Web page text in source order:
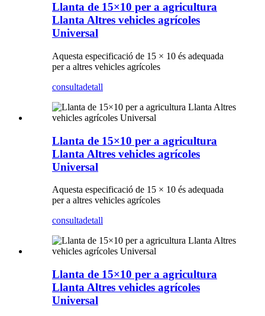
Llanta de 15×10 per a agricultura
Llanta Altres vehicles agrícoles
Universal
Aquesta especificació de 15 × 10 és adequada
per a altres vehicles agrícoles
consultadetall
Llanta de 15×10 per a agricultura
Llanta Altres vehicles agrícoles
Universal
Aquesta especificació de 15 × 10 és adequada
per a altres vehicles agrícoles
consultadetall
Llanta de 15×10 per a agricultura
Llanta Altres vehicles agrícoles
Universal